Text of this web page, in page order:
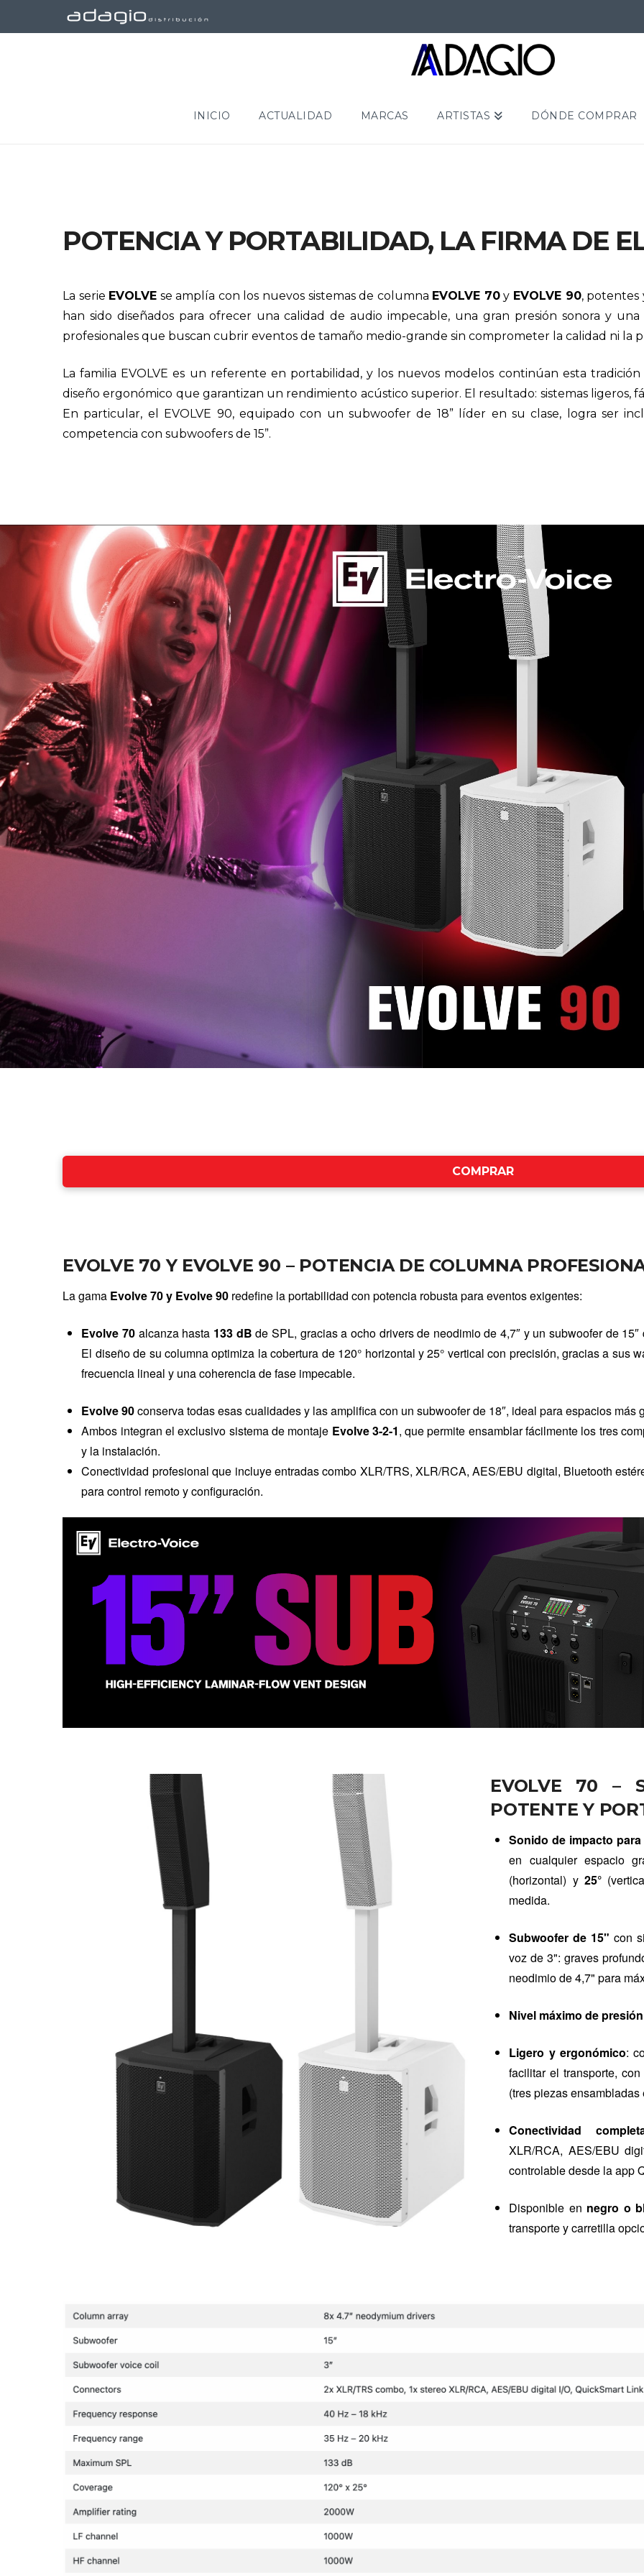
INICIO ACTUALIDAD MARCAS ARTISTAS DÓNDE COMPRAR
POTENCIA Y PORTABILIDAD, LA FIRMA DE
La serie EVOLVE se amplía con los nuevos sistemas de columna EVOLVE 70y EVOLVE 90, potentes
han sido diseñados para ofrecer una calidad de audio impecable, una gran presión sonora y
profesionales que buscan cubrir eventos de tamaño medio-grande sin comprometer la calidad ni la
La familia EVOLVE es un referente en portabilidad, y los nuevos modelos continúan esta
diseño ergonómico que garantizan un rendimiento acústico superior. El resultado: sistemas ligeros,
En particular, el EVOLVE 90, equipado con un subwoofer de 18” líder en su clase, logra ser
competencia con subwoofers de 15”.
COMPRAR
EVOLVE 70 Y EVOLVE 90 – POTENCIA DE COLUMNA
La gama Evolve 70 y Evolve 90 redefine la portabilidad con potencia robusta para eventos exigentes:
Evolve 70 alcanza hasta 133 dB de SPL, gracias a ocho drivers de neodimio de 4,7″ y un subwoofer de
El diseño de su columna optimiza la cobertura de 120° horizontal y 25° vertical con precisión, gracias a sus
frecuencia lineal y una coherencia de fase impecable.
Evolve 90conserva todas esas cualidades y las amplifica con un subwoofer de 18″, ideal para espacios más
Ambos integran el exclusivo sistema de montaje Evolve 3-2-1, que permite ensamblar fácilmente los tres
y la instalación.
Conectividad profesional que incluye entradas combo XLR/TRS, XLR/RCA, AES/EBU digital, Bluetooth
para control remoto y configuración.
Ideal para: DJ profesionales, bandas, empresas de eventos y lugares que exigen sonido potente y despliegue
EVOLVE 70 –
POTENTE Y
Sonido de impacto
en cualquier espacio
(horizontal) y25°
medida.
Subwoofer de 15" con
voz de 3": graves
neodimio de 4,7" para
Nivel máximo de
Ligero y ergonómico:
facilitar el transporte,
(tres piezas
Conectividad
XLR/RCA, AES/EBU
controlable desde la app
Disponible en negro o
transporte y carretilla